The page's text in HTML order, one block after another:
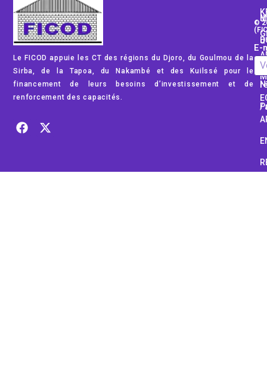
Le FICOD appuie les CT des régions du Djoro, du Goulmou de la
Sirba, de la Tapoa, du Nakambé et des Kuilssé pour le
financement de leurs besoins d’investissement et de
renforcement des capacités.
©
E-